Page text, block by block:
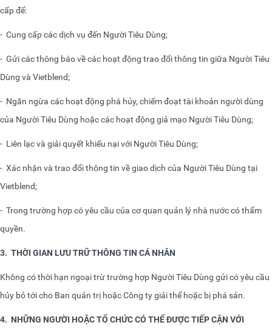
cấp để:
- Cung cấp các dịch vụ đến Người Tiêu Dùng;
- Gửi các thông báo về các hoạt động trao đổi thông tin giữa Người Tiêu
Dùng và Vietblend;
- Ngăn ngừa các hoạt động phá hủy, chiếm đoạt tài khoản người dùng
của Người Tiêu Dùng hoặc các hoạt động giả mạo Người Tiêu Dùng;
- Liên lạc và giải quyết khiếu nại với Người Tiêu Dùng;
- Xác nhận và trao đổi thông tin về giao dịch của Người Tiêu Dùng tại
Vietblend;
- Trong trường hợp có yêu cầu của cơ quan quản lý nhà nước có thẩm
quyền.
3. THỜI GIAN LƯU TRỮ THÔNG TIN CÁ NHÂN
Không có thời hạn ngoại trừ trường hợp Người Tiêu Dùng gửi có yêu cầu
hủy bỏ tới cho Ban quản trị hoặc Công ty giải thể hoặc bị phá sản.
4. NHỮNG NGƯỜI HOẶC TỔ CHỨC CÓ THỂ ĐƯỢC TIẾP CẬN VỚI